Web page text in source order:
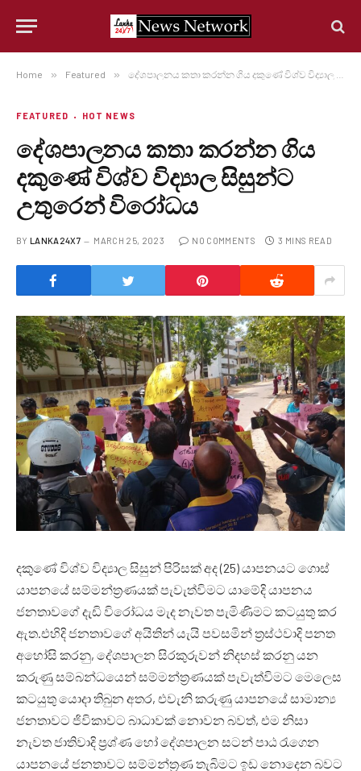
Home » Featured » දේශපාලනය කතා කරන්න ගිය දකුණේ විශ්ව විද්‍යාල සිසුන්ට උතුරෙන් විරෝධය
FEATURED HOT NEWS
දේශපාලනය කතා කරන්න ගිය
දකුණේ විශ්ව විද්‍යාල සිසුන්ට
උතුරෙන් විරෝධය
BY LANKA24X7 MARCH 25, 2023 NO COMMENTS 3 MINS READ
දකුණේ විශ්ව විද්‍යාල සිසුන් පිරිසක් අද (25) යාපනයට ගොස්
යාපනයේ සම්මන්ත්‍රණයක් පැවැත්විමට යාමේදි යාපනය
ජනතාවගේ දැඩි විරෝධය මැද නැවත පැමිණිමට කටයුතු කර
ඇත.එහිදි ජනතාවගේ අයිතින් යැයි පවසමින් ත්‍රස්ථවාදි පනත
අහෝසි කරනු, දේශපාලන සිරකුරුවන් නිදහස් කරනු යන
කරුණු සම්බන්ධයෙන් සම්මන්ත්‍රණයක් පැවැත්විමට මෙලෙස
කටයුතු යොදා තිබුන අතර, එවැනි කරුණු යාපනයේ සාමාන්‍ය
ජනතාවට ජිවිකාවට බාධාවක් නොවන බවත්, එම නිසා
නැවත ජාතිවාදි ප්‍රශ්ණ හෝ දේශපාලන සටන් පාඨ රැගෙන
යාපනයේ ජනතාවට සම්මන්ත්‍රණ තැබිමට ඉඩ නොදෙන බවට